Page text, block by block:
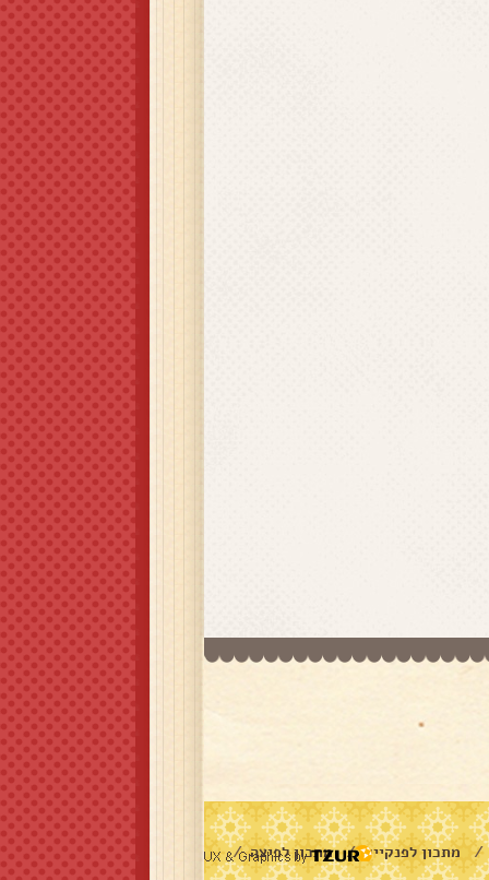
/ מתכון לפנקייק / מתכון לפיצה /